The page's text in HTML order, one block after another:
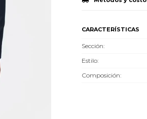
CARACTERÍSTICAS
Sección
Estilo
Composición